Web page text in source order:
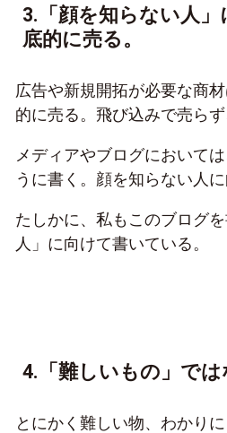
3.「顔を知らない人
底的に売る。
広告や新規開拓が必要な商
的に売る。飛び込みで売らず
メディアやブログにおいて
うに書く。顔を知らない人
たしかに、私もこのブログ
人」に向けて書いている。
4.「難しいもの」では
とにかく難しい物、わかり